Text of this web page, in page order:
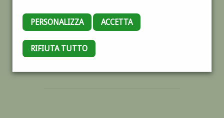
PERSONALIZZA ACCETTA
RIFIUTA TUTTO